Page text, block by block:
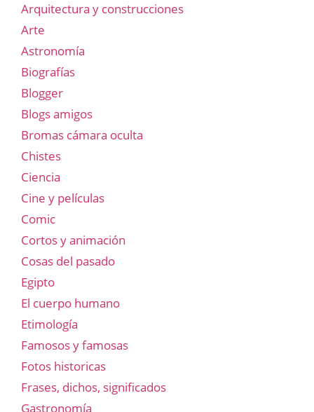
Arquitectura y construcciones
Arte
Astronomía
Biografías
Blogger
Blogs amigos
Bromas cámara oculta
Chistes
Ciencia
Cine y películas
Comic
Cortos y animación
Cosas del pasado
Egipto
El cuerpo humano
Etimología
Famosos y famosas
Fotos historicas
Frases, dichos, significados
Gastronomía